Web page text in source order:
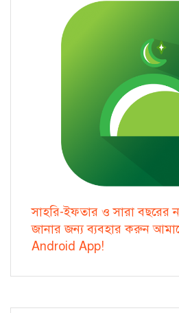
সাহরি-ইফতার ও সারা বছরের
জানার জন্য ব্যবহার করুন
Android App!